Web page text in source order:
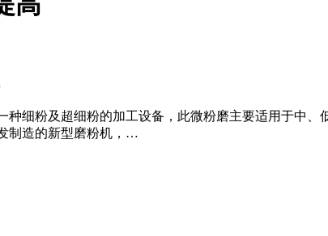
种细粉及超细粉的加工设备，此微粉磨主要适用于中
制造的新型磨粉机，…